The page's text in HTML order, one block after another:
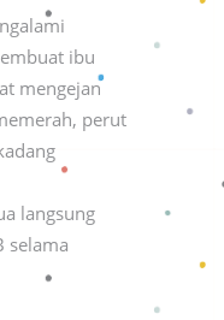
ibu
mengejan
perut
langsung
selama